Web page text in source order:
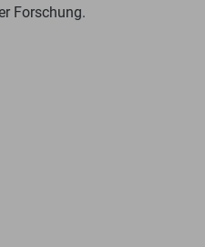
Forschung.